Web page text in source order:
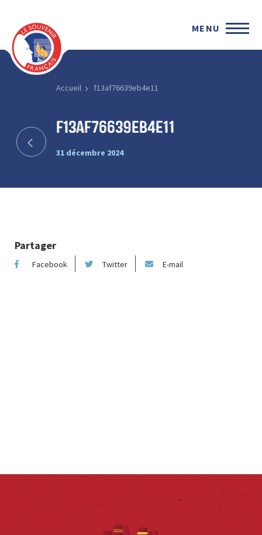
MENU
Accueil f13af76639eb4e11
f13af76639eb4e11
31 décembre 2024
Partager
Facebook Twitter E-mail